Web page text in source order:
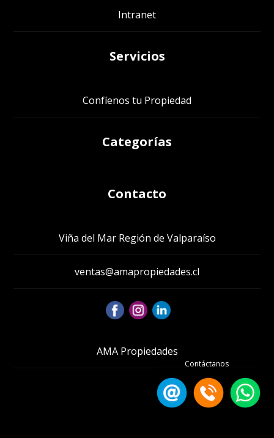
Intranet
Servicios
Confíenos tu Propiedad
Categorías
Contacto
Viña del Mar Región de Valparaíso
ventas@amapropiedades.cl
AMA Propiedades
Contáctanos